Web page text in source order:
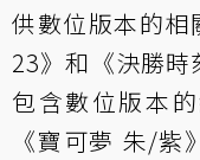
供數位版本的相
23》和《決勝
包含數位版本
《寶可夢 朱/紫